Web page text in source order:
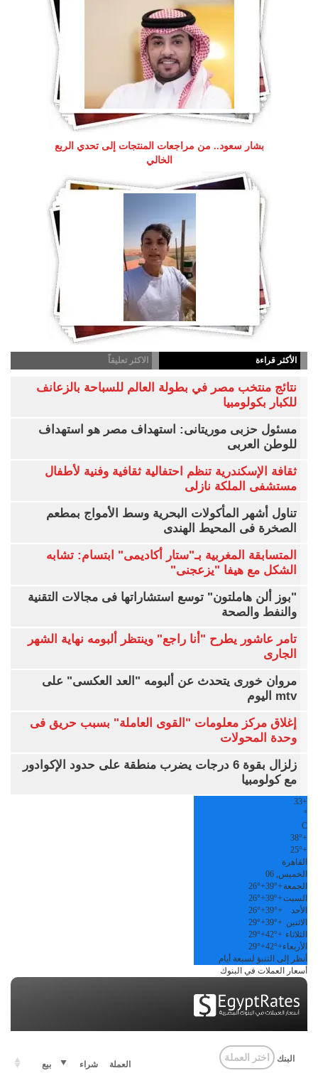
بشار سعود.. من مراجعات المنتجات إلى تحدي الربع
الخالي
الأكثر قراءة الاكثر تعليقاً
نتائج منتخب مصر في بطولة العالم للسباحة بالزعانف
للكبار بكولومبيا
مسئول حزبى موريتانى: استهداف مصر هو استهداف
للوطن العربى
ثقافة الإسكندرية تنظم احتفالية ثقافية وفنية لأطفال
مستشفى الملكة نازلى
تناول أشهر المأكولات البحرية وسط الأمواج بمطعم
الصخرة فى المحيط الهندى
المتسابقة المغربية بـ"ستار أكاديمى" ابتسام: تشابه
الشكل مع هيفا "يزعجنى"
"بوز ألن هاملتون" توسع استشاراتها فى مجالات التقنية
والنفط والصحة
تامر عاشور يطرح "أنا راجع" وينتظر ألبومه نهاية الشهر
الجارى
مروان خورى يتحدث عن ألبومه "العد العكسى" على
mtv اليوم
إغلاق مركز معلومات "القوى العاملة" بسبب حريق فى
وحدة المحولات
زلزال بقوة 6 درجات يضرب منطقة على حدود الإكوادور
مع كولومبيا
+
33
°
C
+
38°
+
25°
القاهرة
الخميس, 06
الجمعة +
39°
+
26°
السبت+
39°
+
26°
الأحد
+
39°
+
26°
الاثنين +
39°
+
29°
الثلاثاء +
42°
+
29°
الأربعاء+
42°
+
29°
أنظر إلى التنبؤ لسبعة أيام
أسعار العملات في البنوك